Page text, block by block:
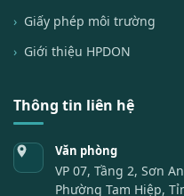
Giấy phép môi trường
Giới thiệu HPDON
Thông tin liên hệ
Văn phòng
VP 07, Tầng 2, Sơn
Phường Tam Hiệp,